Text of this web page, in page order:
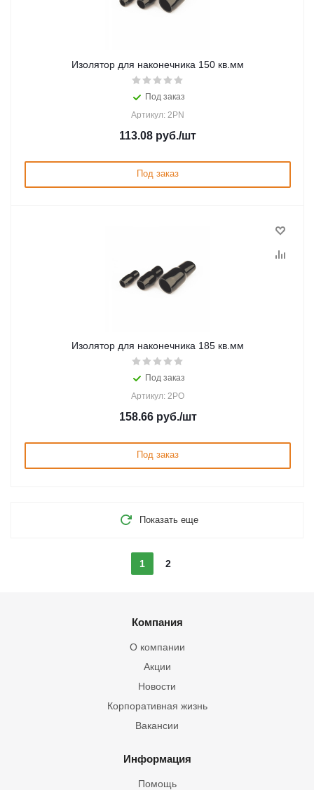
Изолятор для наконечника 150 кв.мм
Под заказ
Артикул: 2PN
113.08 руб./шт
Под заказ
Изолятор для наконечника 185 кв.мм
Под заказ
Артикул: 2PO
158.66руб./шт
Под заказ
Показать еще
1 2
Компания
О компании
Акции
Новости
Корпоративная жизнь
Вакансии
Информация
Помощь